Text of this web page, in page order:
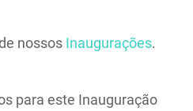
nossos Inaugurações.
para este Inauguração